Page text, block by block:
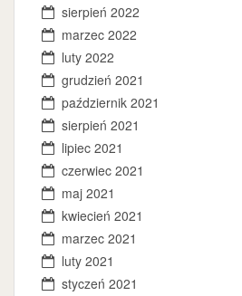
sierpień 2022
marzec 2022
luty 2022
grudzień 2021
październik 2021
sierpień 2021
lipiec 2021
czerwiec 2021
maj 2021
kwiecień 2021
marzec 2021
luty 2021
styczeń 2021